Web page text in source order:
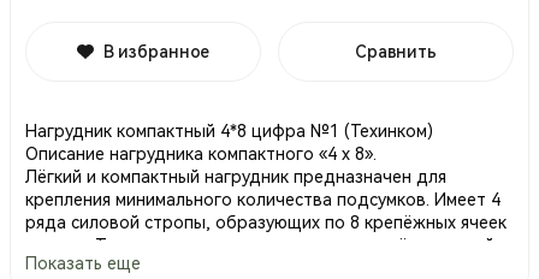
В избранное Сравнить
Нагрудник компактный 4*8 цифра №1 (Техинком)
Описание нагрудника компактного «4 х 8».
Лёгкий и компактный нагрудник предназначен для
крепления минимального количества подсумков. Имеет 4
ряда силовой стропы, образующих по 8 крепёжных ячеек
каждая. Так же, имеет дополнительные крепёжные ячейки
на плечевых лямках. Основа нагрудника представляет из
Показать еще